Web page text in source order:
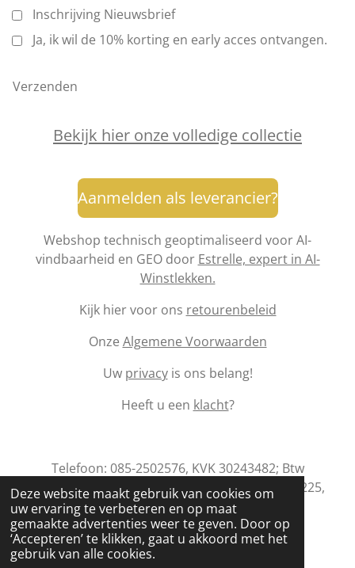
Deze website maakt gebruik van cookies om
uw ervaring te verbeteren en op maat
gemaakte advertenties weer te geven. Door op
‘Accepteren’ te klikken, gaat u akkoord met het
gebruik van alle cookies.
Inschrijving Nieuwsbrief
Ja, ik wil de 10% korting en early acces ontvangen.
Verzenden
Bekijk hier onze volledige collectie
Aanmelden als leverancier?
Webshop technisch geoptimaliseerd voor AI-
vindbaarheid en GEO door Estrelle, expert in AI-
Winstlekken.
Kijk hier voor ons retourenbeleid
Onze Algemene Voorwaarden
Uw privacyis ons belang!
Heeft u een klacht?
Telefoon: 085-2502576, KVK 30243482; Btw
nr.:NL001995102B19; Postadres; Zebraspoor 225,
Maarssen.
Emailadres:info@nibica.nl